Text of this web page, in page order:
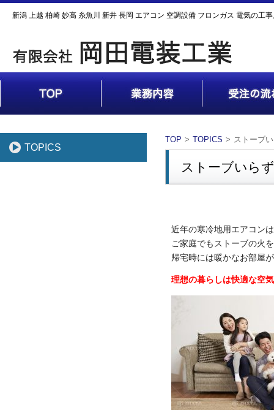
新潟 上越 柏崎 妙高 糸魚川 新井 長岡 エアコン 空調設備 フロンガス 電気の工
TOPICS
TOP TOPICS ストーブ
ストーブいら
近年の寒冷地用エアコン
ご家庭でもストーブの火
帰宅時には暖かなお部屋
理想の暮らしは快適な空